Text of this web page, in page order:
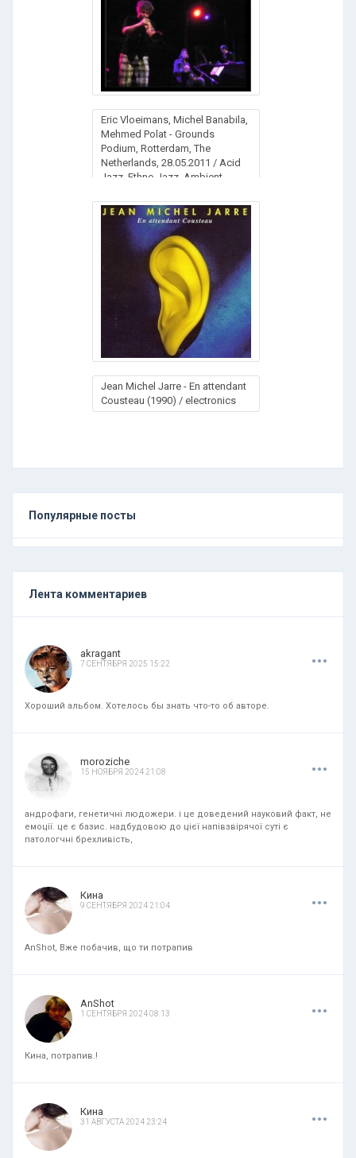
Eric Vloeimans, Michel Banabila,
Mehmed Polat - Grounds
Podium, Rotterdam, The
Netherlands, 28.05.2011 / Acid
Jazz, Ethno Jazz, Ambient
Jean Michel Jarre - En attendant
Cousteau (1990) / electronics
Популярные посты
Лента комментариев
akragant
7 СЕНТЯБРЯ 2025 15:22 ...
Хороший альбом. Хотелось бы знать что-то об авторе.
moroziche
15 НОЯБРЯ 2024 21:08 ...
андрофаги, генетичні людожери. і це доведений науковий факт, не
емоції. це є базис. надбудовою до цієї напівзвірячої суті є
патологчні брехливість,
Кина
9 СЕНТЯБРЯ 2024 21:04 ...
AnShot, Вже побачив, що ти потрапив
AnShot
1 СЕНТЯБРЯ 2024 08:13 ...
Кина, потрапив.!
Кина
31 АВГУСТА 2024 23:24 ...